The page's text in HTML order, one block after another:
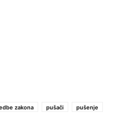
zakona pušači
pušenje